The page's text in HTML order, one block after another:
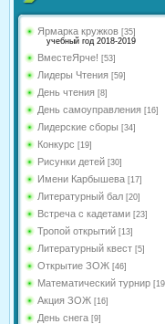
Ярмарка кружков [35]
учебный год 2018-2019
ВместеЯрче! [53]
Лидеры Чтения [59]
День чтения [8]
День самоуправления [16]
Лидерские сборы [34]
Конкурс [19]
Рисунки детей [30]
Имени Карбышева [17]
Литературный бал [20]
Встреча с кадетами [23]
Тропой открытий [13]
Литературный квест [5]
Открытие ЗОЖ [46]
Математический турнир [19]
Акция ЗОЖ [16]
День снега [9]